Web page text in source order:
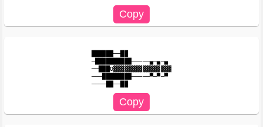
██████──██
─██████████─────▄─▄─▄
──███O▓▓▓▓▓▓▓▓▓▓▓▓▓▓▓▓
───████████─────▀─▀─▀